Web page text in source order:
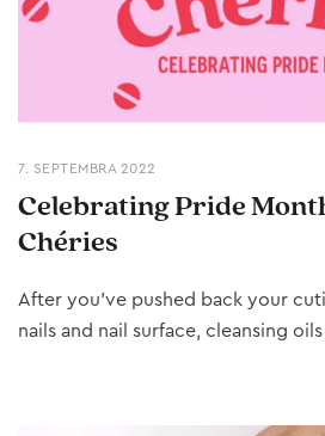
7. SEPTEMBRA 2022
Celebrating Pride
Chéries
After you’ve pushed back your
nails and nail surface, cleansing